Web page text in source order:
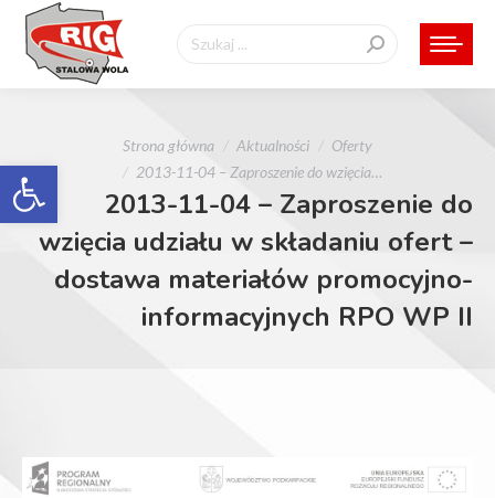
Otwórz pasek narzędzi
Szukaj:
Strona główna Aktualności
Oferty
2013-11-04 – Zaproszenie do wzięcia…
2013-11-04 – Zaproszenie do
wzięcia udziału w składaniu ofert –
dostawa materiałów promocyjno-
informacyjnych RPO WP II